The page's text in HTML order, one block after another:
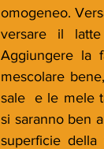
omogeneo.
versare il
Aggiungere la
mescolare
sale  e le mele
si saranno ben
superficie